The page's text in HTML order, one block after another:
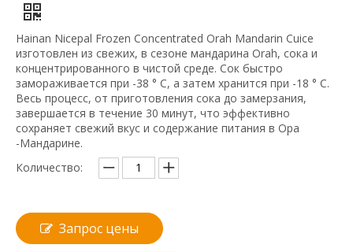
Hainan Nicepal Frozen Concentrated Orah Mandarin Cuice
изготовлен из свежих, в сезоне мандарина Orah, сока и
концентрированного в чистой среде. Сок быстро
замораживается при -38 ° C, а затем хранится при -18 ° C.
Весь процесс, от приготовления сока до замерзания,
завершается в течение 30 минут, что эффективно
сохраняет свежий вкус и содержание питания в Ора
-Мандарине.
Количество:
Запрос цены